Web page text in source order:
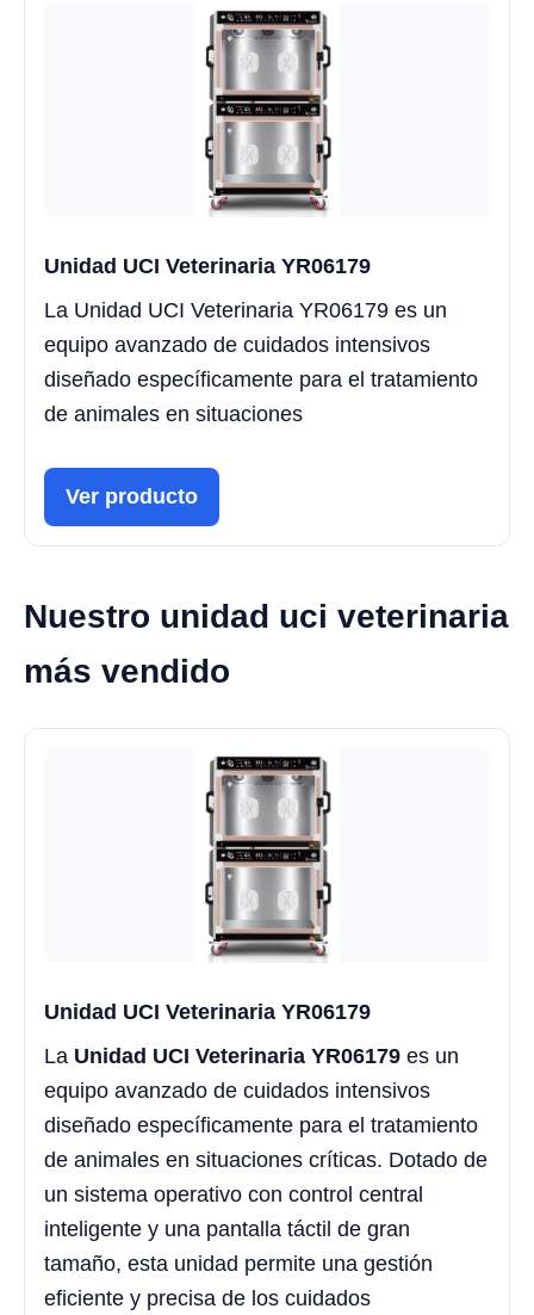
Unidad UCI Veterinaria YR06179
La Unidad UCI Veterinaria YR06179 es un
equipo avanzado de cuidados intensivos
diseñado específicamente para el tratamiento
de animales en situaciones
Ver producto
Nuestro unidad uci veterinaria
más vendido
Unidad UCI Veterinaria YR06179
La Unidad UCI Veterinaria YR06179 es un
equipo avanzado de cuidados intensivos
diseñado específicamente para el tratamiento
de animales en situaciones críticas. Dotado de
un sistema operativo con control central
inteligente y una pantalla táctil de gran
tamaño, esta unidad permite una gestión
eficiente y precisa de los cuidados